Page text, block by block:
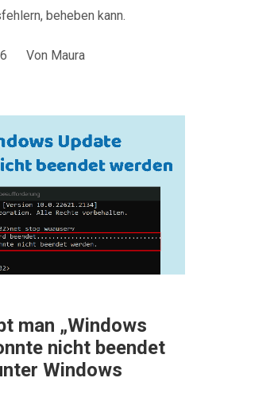
beheben kann.
Von Maura
man „Windows
nicht beendet
Windows